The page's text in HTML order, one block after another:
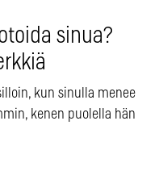
sinua?
kun sinulla menee
kenen puolella hän